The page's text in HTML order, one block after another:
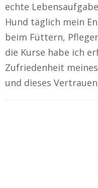
echte
Hund täglich mein
beim Füttern,
die Kurse habe ich
Zufriedenheit
und dieses